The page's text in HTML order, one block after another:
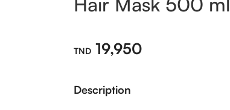
19,950
Description